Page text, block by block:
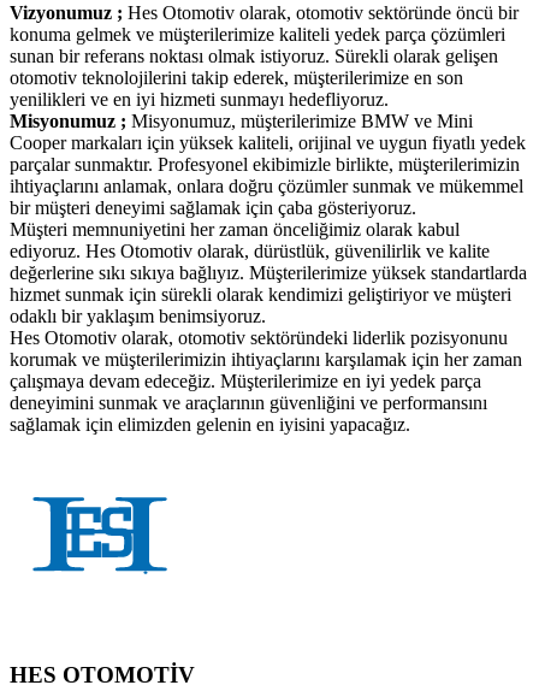
Vizyonumuz ; Hes Otomotiv olarak, otomotiv sektöründe öncü bir
konuma gelmek ve müşterilerimize kaliteli yedek parça çözümleri
sunan bir referans noktası olmak istiyoruz. Sürekli olarak gelişen
otomotiv teknolojilerini takip ederek, müşterilerimize en son
yenilikleri ve en iyi hizmeti sunmayı hedefliyoruz.
Misyonumuz ; Misyonumuz, müşterilerimize BMW ve Mini
Cooper markaları için yüksek kaliteli, orijinal ve uygun fiyatlı yedek
parçalar sunmaktır. Profesyonel ekibimizle birlikte, müşterilerimizin
ihtiyaçlarını anlamak, onlara doğru çözümler sunmak ve mükemmel
bir müşteri deneyimi sağlamak için çaba gösteriyoruz.
Müşteri memnuniyetini her zaman önceliğimiz olarak kabul
ediyoruz. Hes Otomotiv olarak, dürüstlük, güvenilirlik ve kalite
değerlerine sıkı sıkıya bağlıyız. Müşterilerimize yüksek standartlarda
hizmet sunmak için sürekli olarak kendimizi geliştiriyor ve müşteri
odaklı bir yaklaşım benimsiyoruz.
Hes Otomotiv olarak, otomotiv sektöründeki liderlik pozisyonunu
korumak ve müşterilerimizin ihtiyaçlarını karşılamak için her zaman
çalışmaya devam edeceğiz. Müşterilerimize en iyi yedek parça
deneyimini sunmak ve araçlarının güvenliğini ve performansını
sağlamak için elimizden gelenin en iyisini yapacağız.
HES OTOMOTİV